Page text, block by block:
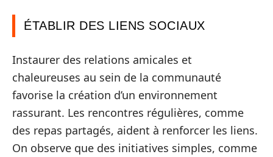
ÉTABLIR DES LIENS SOCIAUX
Instaurer des relations amicales et
chaleureuses au sein de la communauté
favorise la création d’un environnement
rassurant. Les rencontres régulières, comme
des repas partagés, aident à renforcer les liens.
On observe que des initiatives simples, comme